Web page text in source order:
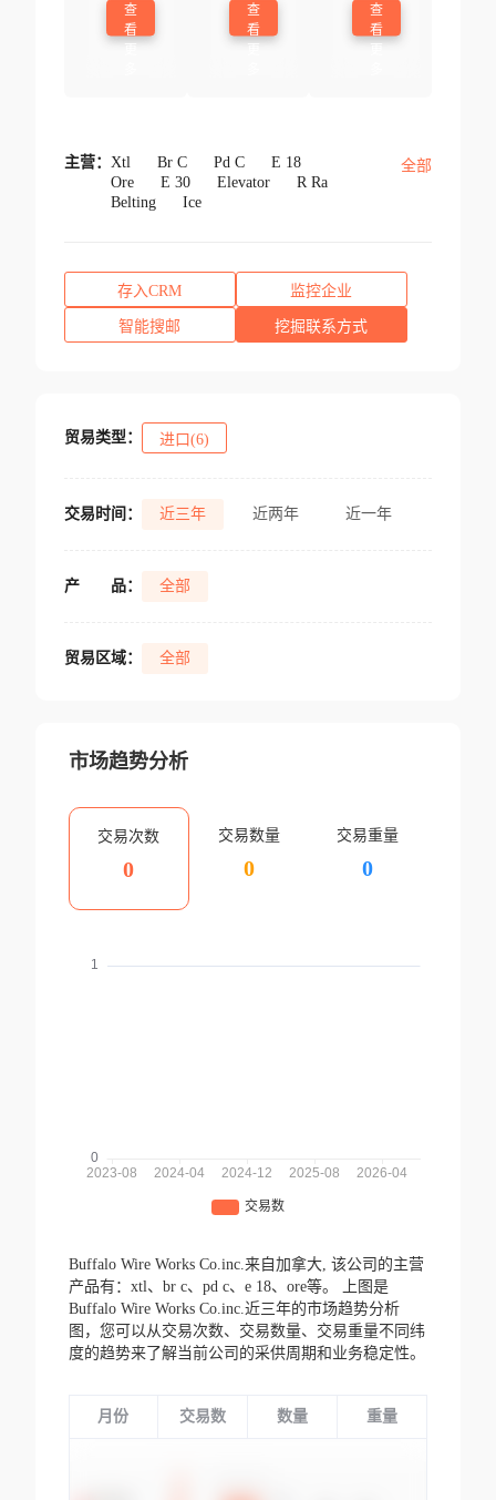
查
看
查
看
查
看
主营： Xtl Br C Pd C
E 18
Ore
E 30 Elevator
R Ra
Belting
Ice
全部
存入CRM 监控企业
智能搜邮 挖掘联系方式
贸易类型： 进口(6)
交易时间： 近三年 近两年 近一年
产 品： 全部
贸易区域： 全部
市场趋势分析
交易次数
0
交易数量
0
交易重量
0
Buffalo Wire Works Co.inc.来自加拿大, 该公司的主营
产品有：xtl、br c、pd c、e 18、ore等。
上图是
Buffalo Wire Works Co.inc.近三年的市场趋势分析
图，您可以从交易次数、交易数量、交易重量不同纬
度的趋势来了解当前公司的采供周期和业务稳定性。
月份 交易数 数量 重量